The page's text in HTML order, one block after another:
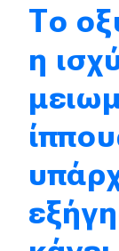
Απόψεις
Test
Δοκιμή
Αποστολή
Το
η